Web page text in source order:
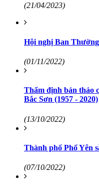
(21/04/2023)
Hội nghị Ban
(01/11/2022)
Thẩm định bản thảo
Bắc Sơn (1957 - 2020)
(13/10/2022)
Thành phố Phổ Yên
(07/10/2022)